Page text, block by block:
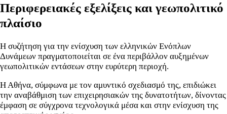
Περιφερειακές εξελίξεις και γεωπολιτικό
πλαίσιο
Η συζήτηση για την ενίσχυση των ελληνικών Ενόπλων
Δυνάμεων πραγματοποιείται σε ένα περιβάλλον αυξημένων
γεωπολιτικών εντάσεων στην ευρύτερη περιοχή.
Η Αθήνα, σύμφωνα με τον αμυντικό σχεδιασμό της, επιδιώκει
την αναβάθμιση των επιχειρησιακών της δυνατοτήτων, δίνοντας
έμφαση σε σύγχρονα τεχνολογικά μέσα και στην ενίσχυση της